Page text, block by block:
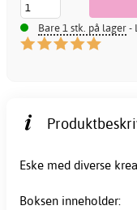
Bare 1 stk. på lager-
Eske med diverse
Boksen inneholder: